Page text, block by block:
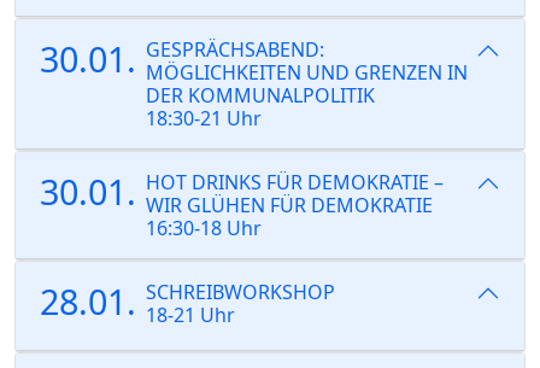
30.01. GESPRÄCHSABEND:
MÖGLICHKEITEN UND GRENZEN IN
DER KOMMUNALPOLITIK
18:30-21 Uhr
30.01. HOT DRINKS FÜR DEMOKRATIE –
WIR GLÜHEN FÜR DEMOKRATIE
16:30-18 Uhr
28.01. SCHREIBWORKSHOP
18-21 Uhr